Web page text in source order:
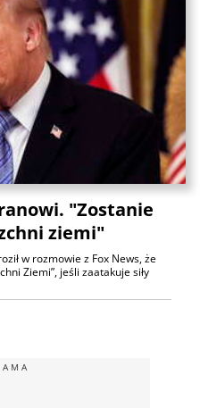
"Zostanie
ziemi"
w rozmowie z Fox News, że
Ziemi”, jeśli zaatakuje siły